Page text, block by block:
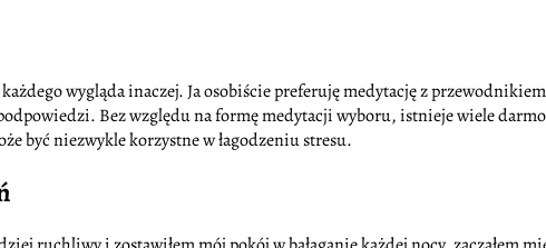
wygląda inaczej. Ja osobiście preferuję medytację z
Bez względu na formę medytacji wyboru, istnieje wiele
być niezwykle korzystne w łagodzeniu stresu.